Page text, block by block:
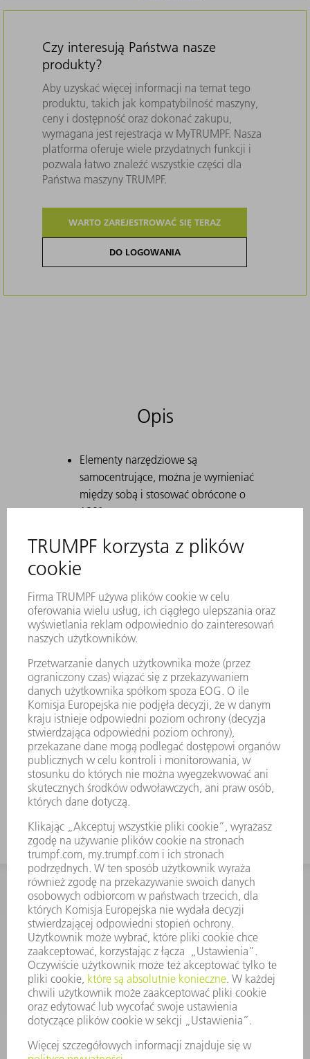
Czy interesują Państwa nasze
produkty?
Aby uzyskać więcej informacji na temat tego
produktu, takich jak kompatybilność maszyny,
ceny i dostępność oraz dokonać zakupu,
wymagana jest rejestracja w MyTRUMPF. Nasza
platforma oferuje wiele przydatnych funkcji i
pozwala łatwo znaleźć wszystkie części dla
Państwa maszyny TRUMPF.
WARTO ZAREJESTROWAĆ SIĘ TERAZ
DO LOGOWANIA
Opis
Elementy narzędziowe są
samocentrujące, można je wymieniać
między sobą i stosować obrócone o
180°.
mocowane w uchwycie i tym samym
zabezpieczane przed wypadnięciem.
wszystkie ważne informacje o
narzędziu.
Za pomocą kodu matrycowego
każde narzędzie.
Strefy robocze są utwardzane
laserowo.
Na życzenie dostępne są modyfikacje
narzędzia.
Ze względu na wysoką obciążalność
odpowiednie także do grubszych
blach.
KONTAKT
Dział Części Zamiennych i Narzędzi
48225753936
8.00 - 17.00
czesci.zamienne@trumpf.com